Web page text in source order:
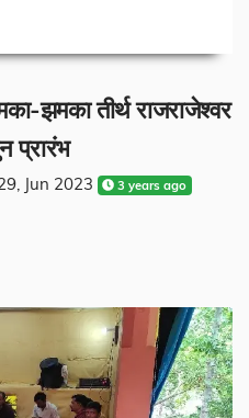
झमका तीर्थ राजराजेश्वर
प्रारंभ
Jun 2023 3 years ago